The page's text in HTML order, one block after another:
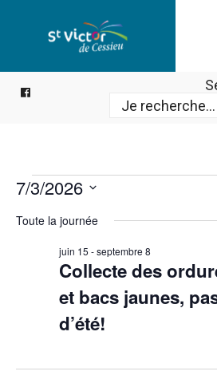
Évènements
3
juillet
7/3/2026
une
Toute la journée
Collecte des
et bacs jaunes,
d’été!
juin 15 -septembre 8
for: